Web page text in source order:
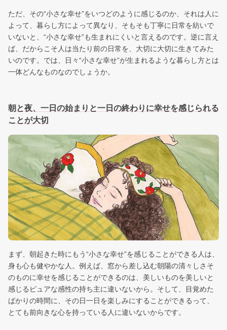
ただ、その“小さな幸せ”をいつどのように感じるのか、それは人に
よって、暮らし方によって異なり、そもそも丁寧に日常を紡いで
いないと、“小さな幸せ”も生まれにくいと言えるのです。逆に言え
ば、だからこそ人は当たり前の日常を、大切に大切に生きてみた
いのです。では、日々“小さな幸せ”が生まれるような暮らし方とは
一体どんなものなのでしょうか。
朝と夜、一日の始まりと一日の終わりに幸せを感じられる
ことが大切
まず、朝起きた時にもう“小さな幸せ”を感じることができる人は、
身も心も健やかな人。例えば、窓から差し込む朝陽の清々しさそ
のものに幸せを感じることができるのは、美しいものを美しいと
感じるピュアな感性の持ち主に違いないから。そして、目覚めた
ばかりの時間に、その日一日を楽しみにすることができるって、
とても前向きな心を持っている人に違いないからです。